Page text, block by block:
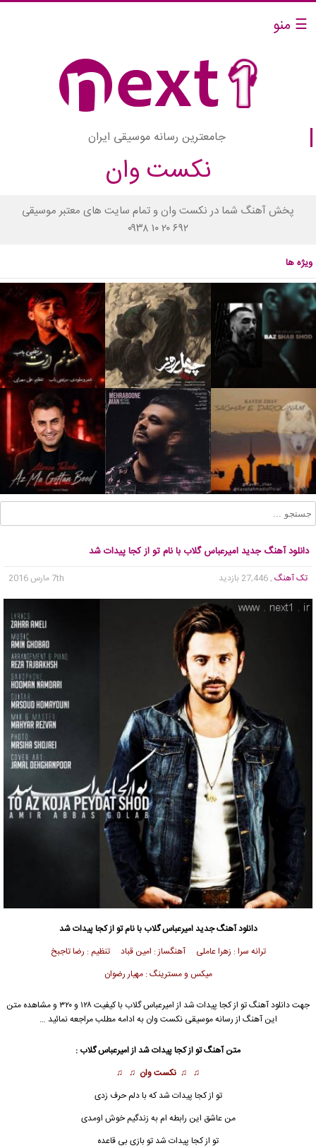
☰ منو
جامعترین رسانه موسیقی ایران
نکست وان
پخش آهنگ شما در نکست وان و تمام سایت های معتبر موسیقی
۰۹۳۸ ۱۰ ۲۰ ۶۹۲
ویژه ها
دانلود آهنگ جدید امیرعباس گلاب با نام تو از کجا پیدات شد
تک آهنگ , 27,446 بازدید 7th مارس 2016
دانلود آهنگ جدیدامیرعباس گلاب با نام تو از کجا پیدات شد
ترانه سرا : زهرا عاملی آهنگساز : امین قباد تنظیم : رضا تاجبخ
میکس و مسترینگ : مهیار رضوان
جهت دانلود آهنگ تو از کجا پیدات شد از امیرعباس گلاب
با کیفیت ۱۲۸ و ۳۲۰ و مشاهده متن
این آهنگ از رسانه موسیقی نکست وان به ادامه مطلب مراجعه نمائید …
متن آهنگ تو از کجا پیدات شد ازامیرعباس گلاب :
♫ ♫ نکست وان ♫ ♫
تو از کجا پیدات شد که با دلم حرف زدی
من عاشق این رابطه ام به زندگیم خوش اومدی
تو از کجا پیدات شد تو بازی بی قاعده